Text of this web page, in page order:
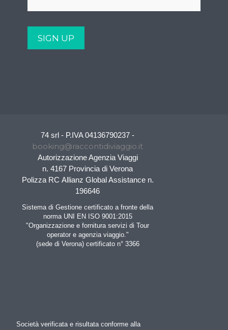
74 srl - P.IVA 04136790237 -
booking@raccontidiviaggio.it
Autorizzazione Agenzia Viaggi
n. 4167 Provincia di Verona
Polizza RC Allianz Global Assistance n.
196646
Sistema di Gestione certificato a fronte della
norma UNI EN ISO 9001:2015
"Organizzazione e fornitura servizi di Tour
operator e agenzia viaggio."
(sede di Verona) certificato n° 3366
Società verificata e risultata conforme alla